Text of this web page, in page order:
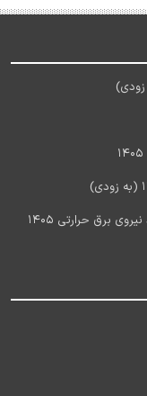
آخرین اخبار استخدام شرکت مادر تخصصی تولید نیروی برق حرارتی 1405